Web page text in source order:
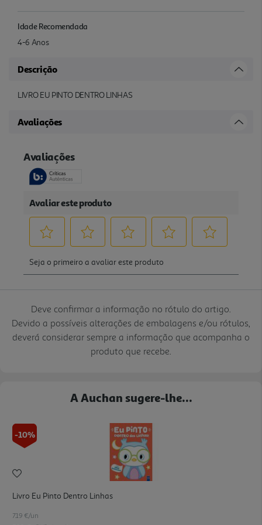
Idade Recomendada
4-6 Anos
Descrição
LIVRO EU PINTO DENTRO LINHAS
Avaliações
Deve confirmar a informação no rótulo do artigo.
Devido a possíveis alterações de embalagens e/ou rótulos,
deverá considerar sempre a informação que acompanha o
produto que recebe.
A Auchan sugere-lhe...
-10%
Livro Eu Pinto Dentro Linhas
7.19 €/un